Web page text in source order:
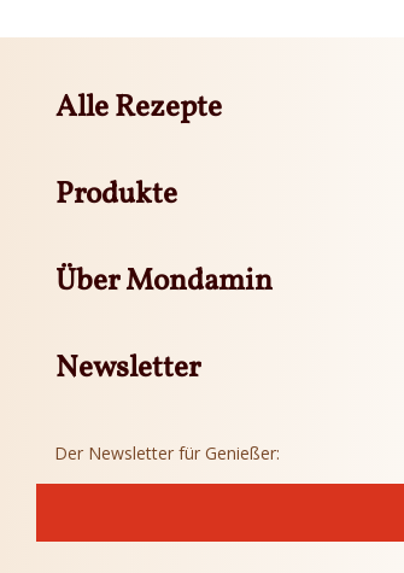
Alle Rezepte
Produkte
Über Mondamin
Newsletter
Der Newsletter für Genießer: